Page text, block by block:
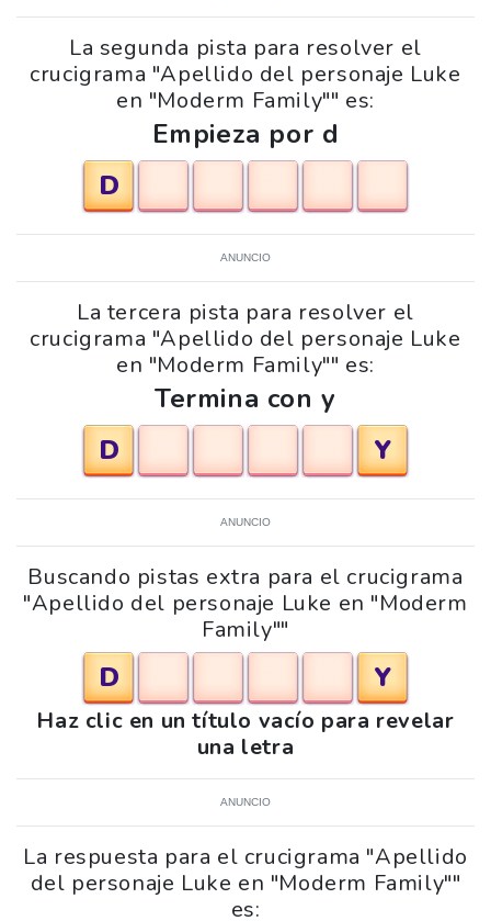
La segunda pista para resolver el
crucigrama "Apellido del personaje Luke
en "Moderm Family"" es:
Empieza por d
D
ANUNCIO
La tercera pista para resolver el
crucigrama "Apellido del personaje Luke
en "Moderm Family"" es:
Termina con y
D
Y
ANUNCIO
Buscando pistas extra para el crucigrama
"Apellido del personaje Luke en "Moderm
Family""
D Y
Haz clic en un título vacío para revelar
una letra
ANUNCIO
La respuesta para el crucigrama "Apellido
del personaje Luke en "Moderm Family""
es: